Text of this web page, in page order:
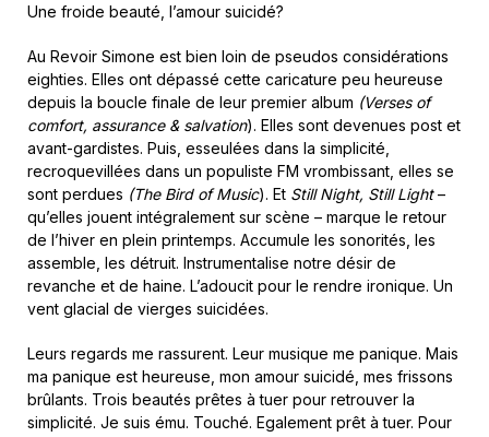
Une froide beauté, l’amour suicidé?
Au Revoir Simone est bien loin de pseudos considérations
eighties. Elles ont dépassé cette caricature peu heureuse
depuis la boucle finale de leur premier album (Verses of
comfort, assurance & salvation). Elles sont devenues post et
avant-gardistes. Puis, esseulées dans la simplicité,
recroquevillées dans un populiste FM vrombissant, elles se
sont perdues (The Bird of Music). Et Still Night, Still Light–
qu’elles jouent intégralement sur scène – marque le retour
de l’hiver en plein printemps. Accumule les sonorités, les
assemble, les détruit. Instrumentalise notre désir de
revanche et de haine. L’adoucit pour le rendre ironique. Un
vent glacial de vierges suicidées.
Leurs regards me rassurent. Leur musique me panique. Mais
ma panique est heureuse, mon amour suicidé, mes frissons
brûlants. Trois beautés prêtes à tuer pour retrouver la
simplicité. Je suis ému. Touché. Egalement prêt à tuer. Pour